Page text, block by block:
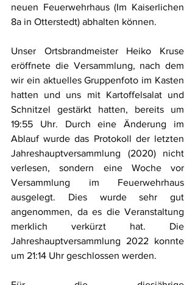
neuen Feuerwehrhaus (Im Kaiserlichen
8a in Otterstedt) abhalten können.
Unser Ortsbrandmeister Heiko Kruse
eröffnete die Versammlung, nach dem
wir ein aktuelles Gruppenfoto im Kasten
hatten und uns mit Kartoffelsalat und
Schnitzel gestärkt hatten, bereits um
19:55 Uhr. Durch eine Änderung im
Ablauf wurde das Protokoll der letzten
Jahreshauptversammlung (2020) nicht
verlesen, sondern eine Woche vor
Versammlung im Feuerwehrhaus
ausgelegt. Dies wurde sehr gut
angenommen, da es die Veranstaltung
merklich verkürzt hat. Die
Jahreshauptversammlung 2022 konnte
um 21:14 Uhr geschlossen werden.